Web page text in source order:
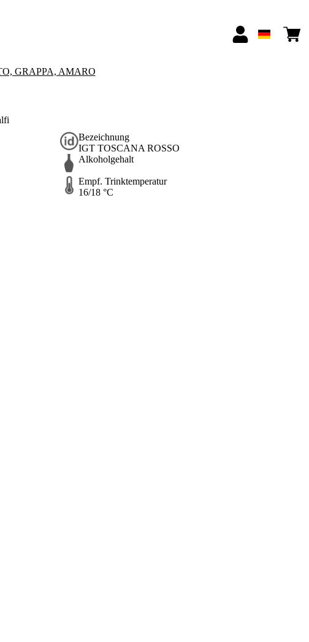
GRAPPA, AMARO
Bezeichnung
IGT TOSCANA ROSSO
Alkoholgehalt
Empf. Trinktemperatur
16/18 °C